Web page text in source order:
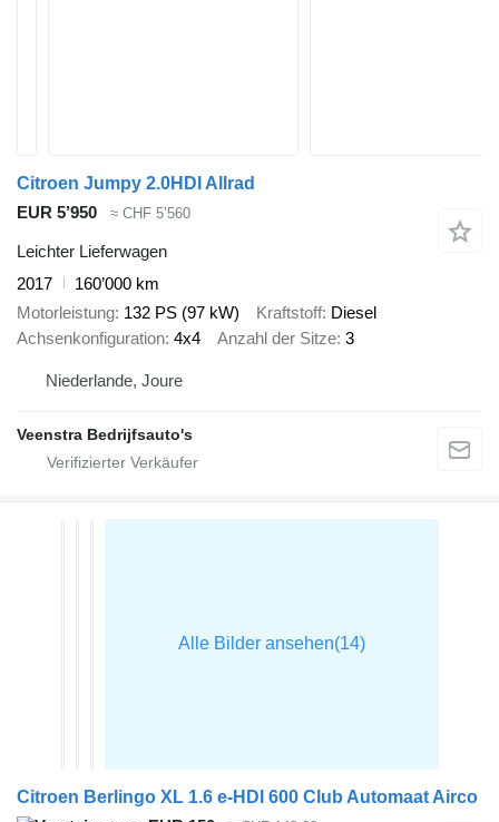
Citroen Jumpy 2.0HDI Allrad
EUR 5’950
≈ CHF 5’560
Leichter Lieferwagen
2017
160’000 km
Motorleistung 132 PS (97 kW) Kraftstoff Diesel
Achsenkonfiguration 4x4 Anzahl der Sitze 3
Niederlande, Joure
Veenstra Bedrijfsauto's
Citroen Berlingo XL 1.6 e-HDI 600 Club Automaat Airco